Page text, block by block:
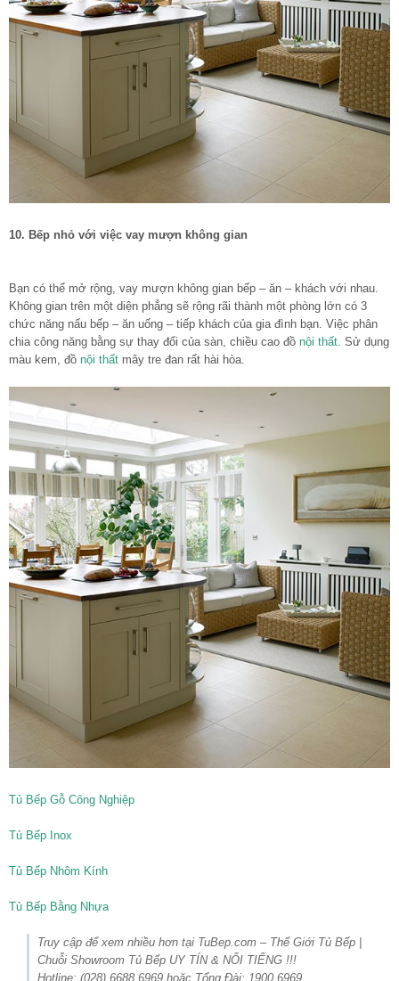
10. Bếp nhỏ với việc vay mượn không gian
Bạn có thể mở rộng, vay mượn không gian bếp – ăn – khách với nhau.
Không gian trên một diện phẳng sẽ rộng rãi thành một phòng lớn có 3
chức năng nấu bếp – ăn uống – tiếp khách của gia đình bạn. Việc phân
chia công năng bằng sự thay đổi của sàn, chiều cao đồ nội thất . Sử dụng
màu kem, đồ nội thất mây tre đan rất hài hòa.
Tủ Bếp Gỗ Công Nghiệp
Tủ Bếp Inox
Tủ Bếp Nhôm Kính
Tủ Bếp Bằng Nhựa
Truy cập để xem nhiều hơn tại TuBep.com – Thế Giới Tủ Bếp |
Chuỗi Showroom Tủ Bếp UY TÍN & NỔI TIẾNG !!!
Hotline: (028) 6688.6969 hoặc Tổng Đài: 1900.6969